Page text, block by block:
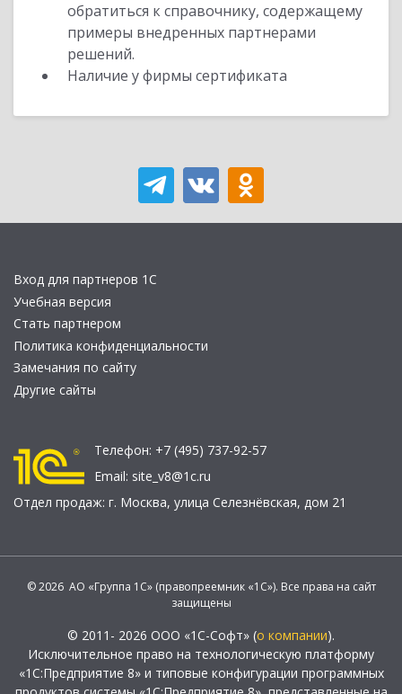
обратиться к справочнику, содержащему
примеры внедренных партнерами
решений.
Наличие у фирмы сертификата
Вход для партнеров 1С
Учебная версия
Стать партнером
Политика конфиденциальности
Замечания по сайту
Другие сайты
Телефон: +7 (495) 737-92-57
Email: site_v8@1c.ru
Отдел продаж: г. Москва, улица Селезнёвская, дом 21
© 2026 АО «Группа 1С» (правопреемник «1С»). Все права на сайт
защищены
© 2011- 2026 ООО «1С-Софт» (о компании).
Исключительное право на технологическую платформу
«1С:Предприятие 8» и типовые конфигурации программных